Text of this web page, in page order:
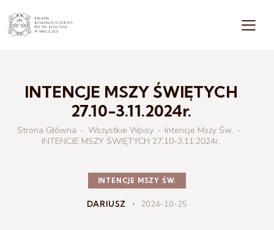
INTENCJE MSZY ŚWIĘTYCH
27.10-3.11.2024r.
Strona Główna Wszystkie Wpisy
Intencje Mszy Św.
INTENCJE MSZY ŚWIĘTYCH 27.10-3.11.2024r.
INTENCJE MSZY ŚW.
DARIUSZ 2024-10-25